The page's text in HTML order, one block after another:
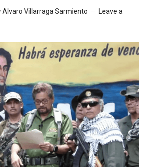
Alvaro Villarraga Sarmiento
Leave a